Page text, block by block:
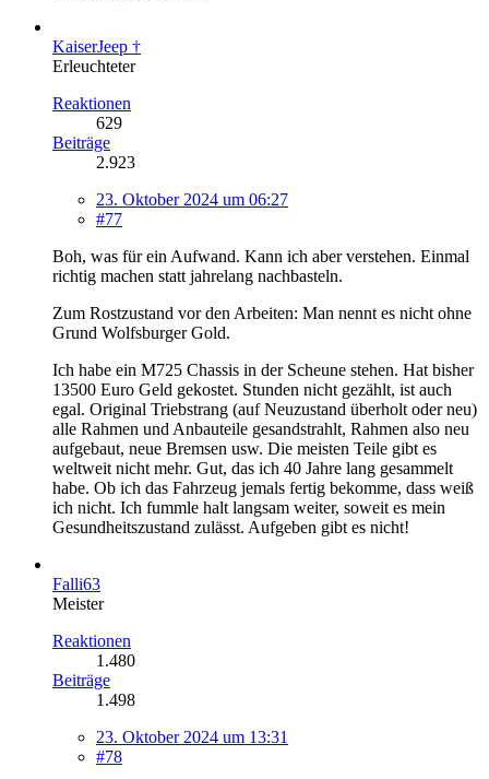
KaiserJeep †
Erleuchteter
Reaktionen
629
Beiträge
2.923
23. Oktober 2024 um 06:27
#77
Boh, was für ein Aufwand. Kann ich aber verstehen. Einmal
richtig machen statt jahrelang nachbasteln.
Zum Rostzustand vor den Arbeiten: Man nennt es nicht ohne
Grund Wolfsburger Gold.
Ich habe ein M725 Chassis in der Scheune stehen. Hat bisher
13500 Euro Geld gekostet. Stunden nicht gezählt, ist auch
egal. Original Triebstrang (auf Neuzustand überholt oder neu)
alle Rahmen und Anbauteile gesandstrahlt, Rahmen also neu
aufgebaut, neue Bremsen usw. Die meisten Teile gibt es
weltweit nicht mehr. Gut, das ich 40 Jahre lang gesammelt
habe. Ob ich das Fahrzeug jemals fertig bekomme, dass weiß
ich nicht. Ich fummle halt langsam weiter, soweit es mein
Gesundheitszustand zulässt. Aufgeben gibt es nicht!
Falli63
Meister
Reaktionen
1.480
Beiträge
1.498
23. Oktober 2024 um 13:31
#78